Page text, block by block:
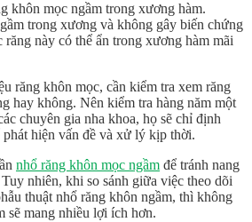
khôn mọc ngầm trong xương hàm.
trong xương và không gây biến chứng
này có thể ẩn trong xương hàm mãi
răng khôn mọc, cần kiểm tra xem răng
hay không. Nên kiểm tra hàng năm một
chuyên gia nha khoa, họ sẽ chỉ định
hiện vấn đề và xử lý kịp thời.
nhổ răng khôn mọc ngầm để tránh nang
nhiên, khi so sánh giữa việc theo dõi
thuật nhổ răng khôn ngầm, thì không
sẽ mang nhiều lợi ích hơn.